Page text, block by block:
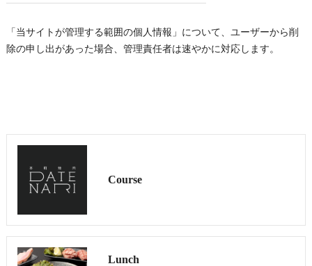
「当サイトが管理する範囲の個人情報」について、ユーザーから削
除の申し出があった場合、管理責任者は速やかに対応します。
Course
Lunch